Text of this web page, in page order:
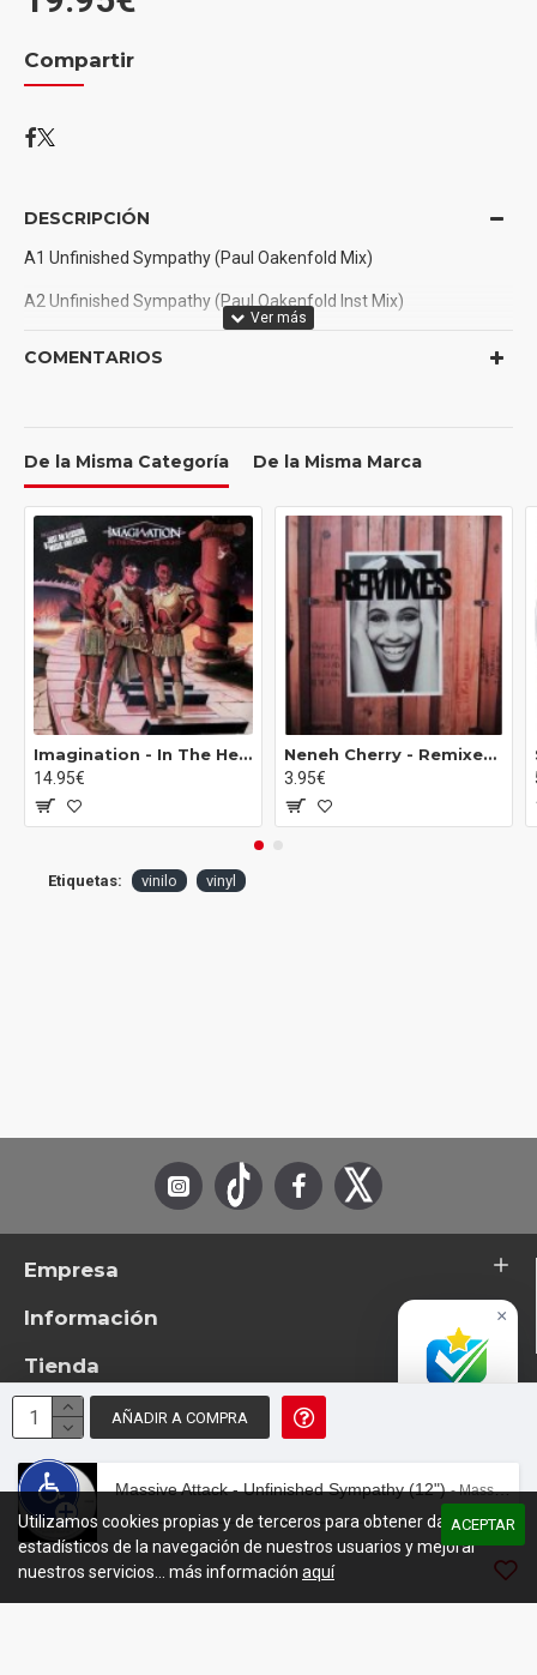
AÑADIR A COMPRA
Massive Attack - Unfinished Sympathy (12")- Massive Attack - Unfinished Sympathy (12")
00:00 /02:01
Compartir
DESCRIPCIÓN
A1 Unfinished Sympathy (Paul Oakenfold Mix)
A2 Unfinished Sympathy (Paul Oakenfold Inst Mix)
COMENTARIOS
De la Misma Categoría De la Misma Marca
Imagination - In The Heat Of The Night (LP)*
14.95€
Neneh Cherry ‎- Remixes (12")
3.95€
Etiquetas: vinilo vinyl
Empresa
Información
Tienda
© 2026 - TotemTanz.com. Todos los derechos reservados
Diseño: InterIberica
ACEPTAR
Utilizamos cookies propias y de terceros para obtener datos
estadísticos de la navegación de nuestros usuarios y mejorar
nuestros servicios... más información aquí
×
4.8 / 5